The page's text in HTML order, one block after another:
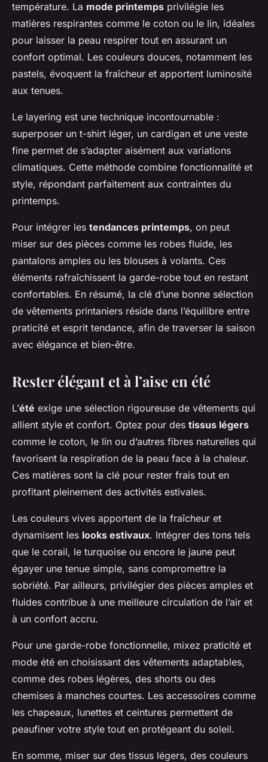
température. La mode printemps privilégie les
matières respirantes comme le coton ou le lin, idéales
pour laisser la peau respirer tout en assurant un
confort optimal. Les couleurs douces, notamment les
pastels, évoquent la fraîcheur et apportent luminosité
aux tenues.
Le layering est une technique incontournable :
superposer un t-shirt léger, un cardigan et une veste
fine permet de s’adapter aisément aux variations
climatiques. Cette méthode combine fonctionnalité et
style, répondant parfaitement aux contraintes du
printemps.
Pour intégrer les tendances printemps, on peut
miser sur des pièces comme les robes fluide, les
pantalons amples ou les blouses à volants. Ces
éléments rafraîchissent la garde-robe tout en restant
confortables. En résumé, la clé d’une bonne sélection
de vêtements printaniers réside dans l’équilibre entre
praticité et esprit tendance, afin de traverser la saison
avec élégance et bien-être.
Rester élégant et à l’aise en été
L’été exige une sélection rigoureuse de vêtements qui
allient style et confort. Optez pour des tissus légers
comme le coton, le lin ou d’autres fibres naturelles qui
favorisent la respiration de la peau face à la chaleur.
Ces matières sont la clé pour rester frais tout en
profitant pleinement des activités estivales.
Les couleurs vives apportent de la fraîcheur et
dynamisent les looks estivaux. Intégrer des tons tels
que le corail, le turquoise ou encore le jaune peut
égayer une tenue simple, sans compromettre la
sobriété. Par ailleurs, privilégier des pièces amples et
fluides contribue à une meilleure circulation de l’air et
à un confort accru.
Pour une garde-robe fonctionnelle, mixez praticité et
mode été en choisissant des vêtements adaptables,
comme des robes légères, des shorts ou des
chemises à manches courtes. Les accessoires comme
les chapeaux, lunettes et ceintures permettent de
peaufiner votre style tout en protégeant du soleil.
En somme, miser sur des tissus légers, des couleurs